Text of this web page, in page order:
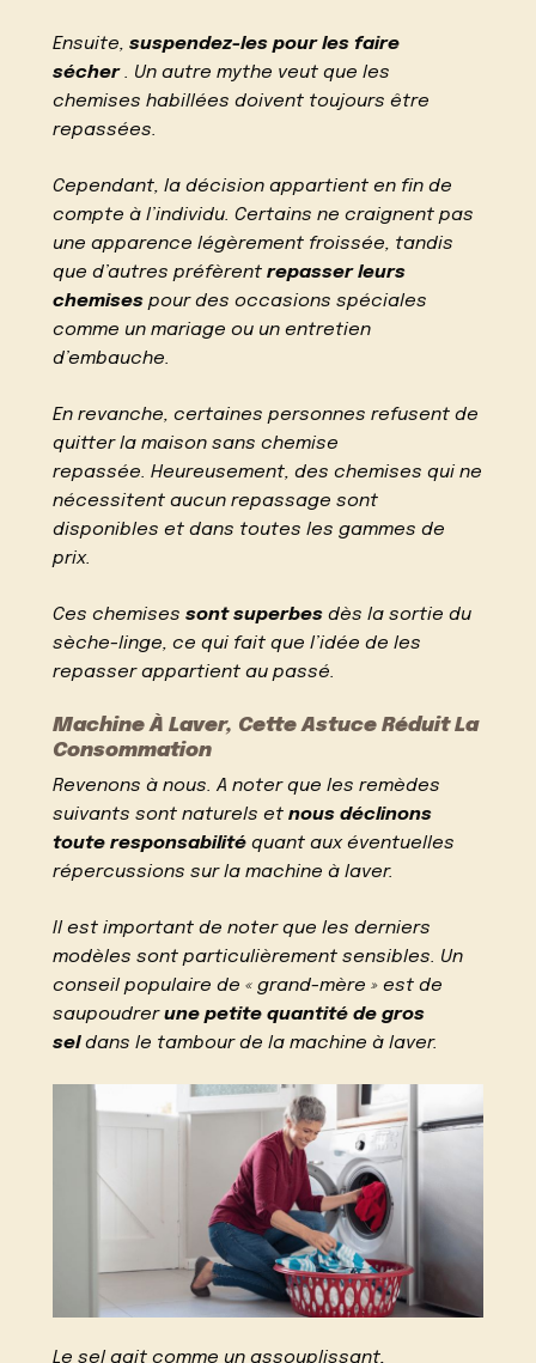
Ensuite,suspendez-les pour les faire
sécher. Un autre mythe veut que les
chemises habillées doivent toujours être
repassées.
Cependant, la décision appartient en fin de
compte à l’individu. Certains ne craignent pas
une apparence légèrement froissée, tandis
que d’autres préfèrentrepasser leurs
chemises pour des occasions spéciales
comme un mariage ou un entretien
d’embauche.
En revanche, certaines personnes refusent de
quitter la maison sans chemise
repassée. Heureusement, des chemises qui ne
nécessitent aucun repassage sont
disponibles et dans toutes les gammes de
prix.
Ces chemisessont superbes dès la sortie du
sèche-linge, ce qui fait que l’idée de les
repasser appartient au passé.
Machine À Laver, Cette Astuce Réduit La
Consommation
Revenons à nous. A noter que les remèdes
suivants sont naturels etnous déclinons
toute responsabilité quant aux éventuelles
répercussions sur la machine à laver.
Il est important de noter que les derniers
modèles sont particulièrement sensibles. Un
conseil populaire de « grand-mère » est de
saupoudrerune petite quantité de gros
seldans le tambour de la machine à laver.
Le sel agit comme un assouplissant,